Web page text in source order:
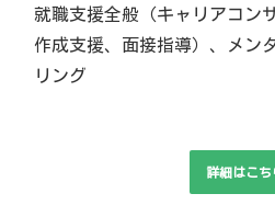
就職支援全般（キャリアコン
作成支援、面接指導）、メン
リング
詳細はこち